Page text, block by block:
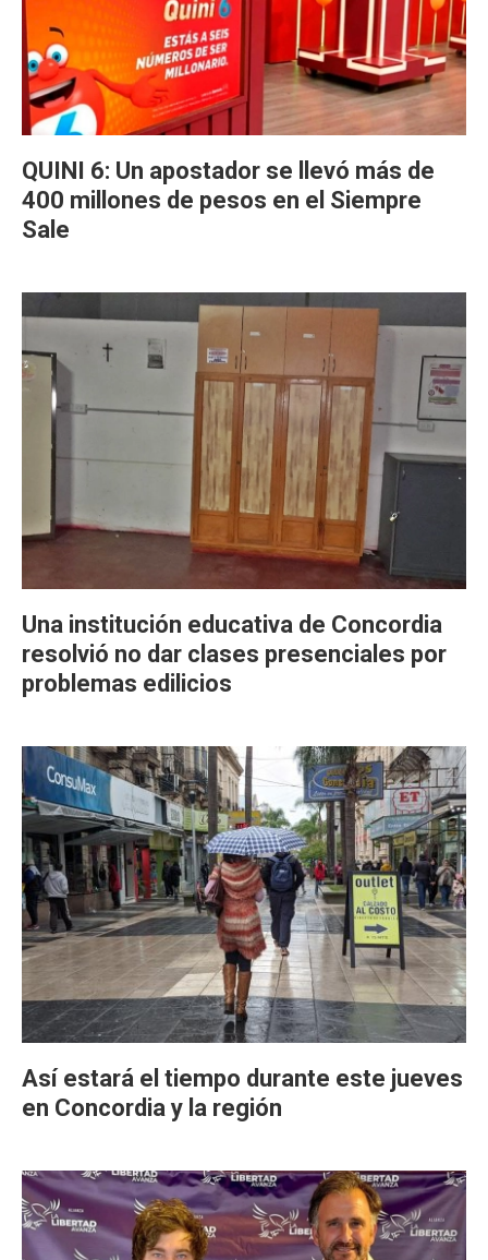
QUINI 6: Un apostador se llevó más de
400 millones de pesos en el Siempre
Sale
Una institución educativa de Concordia
resolvió no dar clases presenciales por
problemas edilicios
Así estará el tiempo durante este jueves
en Concordia y la región